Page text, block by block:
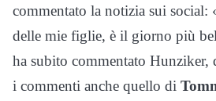
commentato la notizia sui social:
delle mie figlie, è il giorno più
ha subito commentato Hunziker,
i commenti anche quello di